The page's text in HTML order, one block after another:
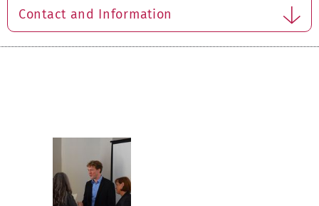
Contact and Information